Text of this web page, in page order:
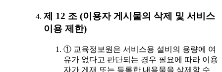
제 12 조 (이용자 게시물의 삭제 및 서비스
이용 제한)
① 교육정보원은 서비스용 설비의 용량에 여
유가 없다고 판단되는 경우 필요에 따라 이용
자가 게재 또는 등록한 내용물을 삭제할 수